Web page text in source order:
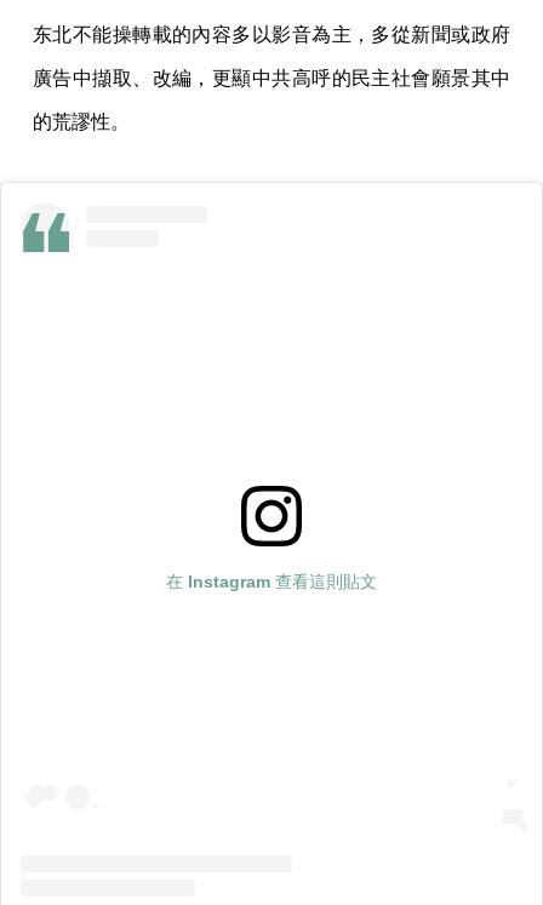
东北不能操轉載的內容多以影音為主，多從新聞或政府
廣告中擷取、改編，更顯中共高呼的民主社會願景其中
的荒謬性。
在 Instagram 查看這則貼文